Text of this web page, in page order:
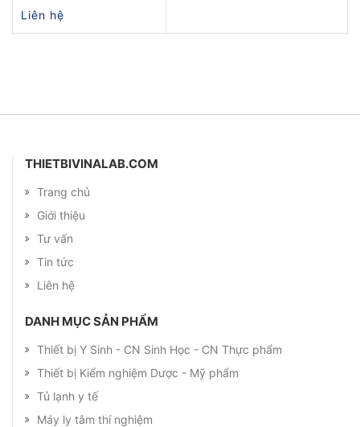
Liên hệ
THIETBIVINALAB.COM
Trang chủ
Giới thiệu
Tư vấn
Tin tức
Liên hệ
DANH MỤC SẢN PHẨM
Thiết bị Y Sinh - CN Sinh Học - CN Thực phẩm
Thiết bị Kiểm nghiệm Dược - Mỹ phẩm
Tủ lạnh y tế
Máy ly tâm thí nghiệm